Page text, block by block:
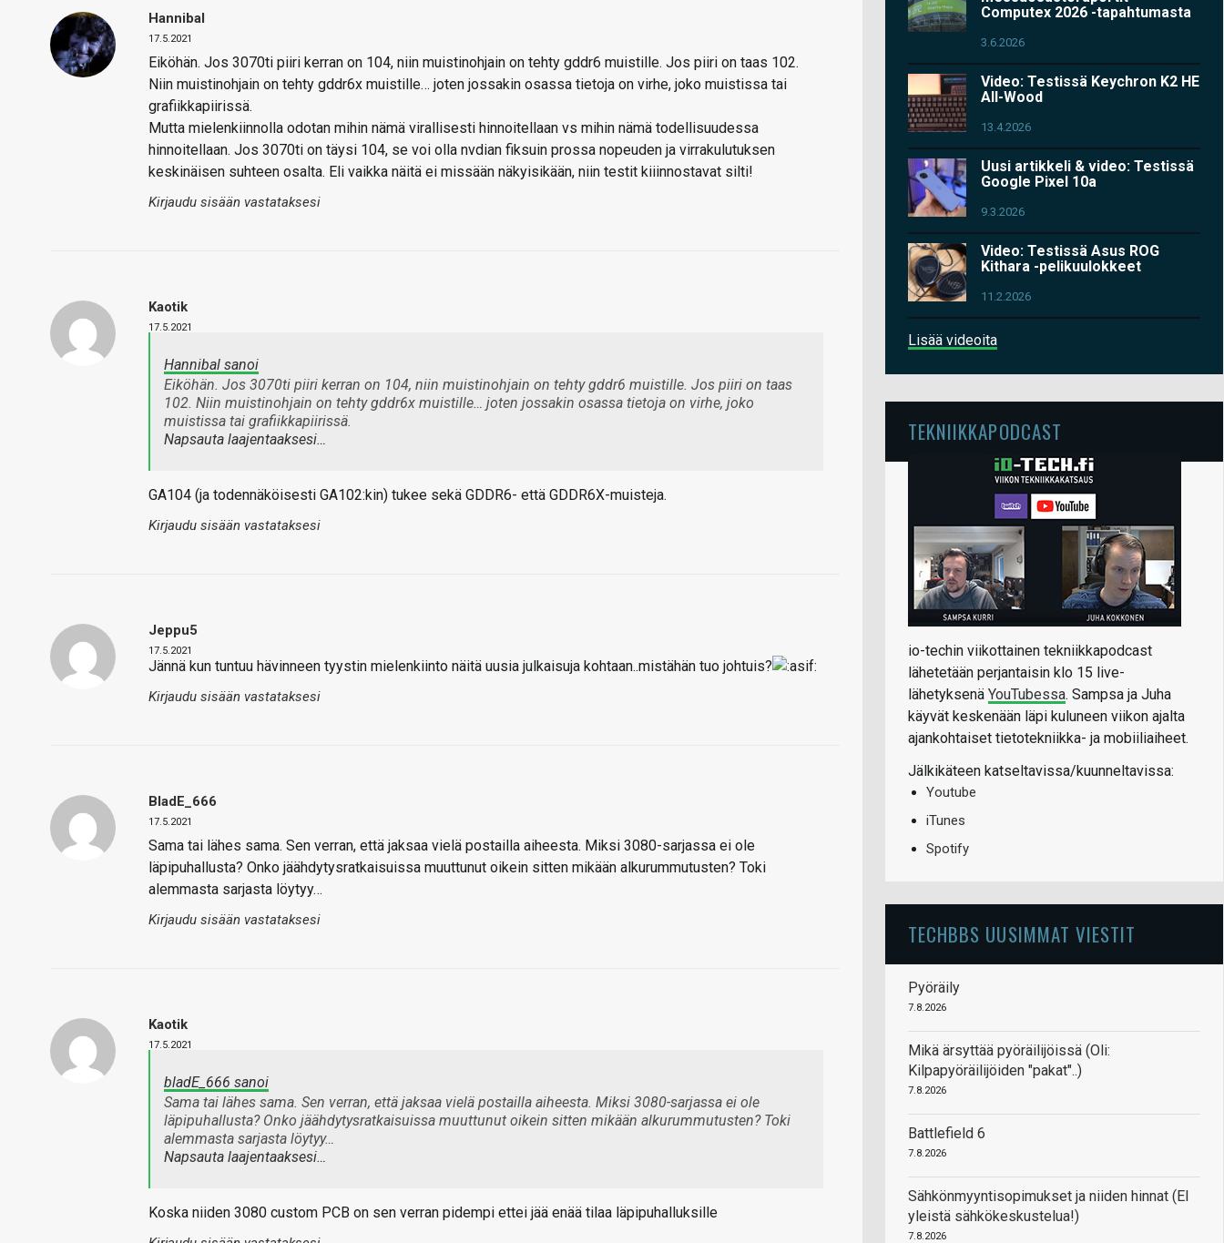
Hannibal
17.5.2021
Eiköhän. Jos 3070ti piiri kerran on 104, niin muistinohjain on tehty gddr6 muistille. Jos piiri on taas 102.
Niin muistinohjain on tehty gddr6x muistille… joten jossakin osassa tietoja on virhe, joko muistissa tai
grafiikkapiirissä.
Mutta mielenkiinnolla odotan mihin nämä virallisesti hinnoitellaan vs mihin nämä todellisuudessa
hinnoitellaan. Jos 3070ti on täysi 104, se voi olla nvdian fiksuin prossa nopeuden ja virrakulutuksen
keskinäisen suhteen osalta. Eli vaikka näitä ei missään näkyisikään, niin testit kiiinnostavat silti!
Kirjaudu sisään vastataksesi
Kaotik
17.5.2021
Hannibal sanoi
Eiköhän. Jos 3070ti piiri kerran on 104, niin muistinohjain on tehty gddr6 muistille. Jos piiri on taas
102. Niin muistinohjain on tehty gddr6x muistille… joten jossakin osassa tietoja on virhe, joko
muistissa tai grafiikkapiirissä.
Napsauta laajentaaksesi…
GA104 (ja todennäköisesti GA102:kin) tukee sekä GDDR6- että GDDR6X-muisteja.
Kirjaudu sisään vastataksesi
Jeppu5
17.5.2021
Jännä kun tuntuu hävinneen tyystin mielenkiinto näitä uusia julkaisuja kohtaan..mistähän tuo johtuis?
Kirjaudu sisään vastataksesi
BladE_666
17.5.2021
Sama tai lähes sama. Sen verran, että jaksaa vielä postailla aiheesta. Miksi 3080-sarjassa ei ole
läpipuhallusta? Onko jäähdytysratkaisuissa muuttunut oikein sitten mikään alkurummutusten? Toki
alemmasta sarjasta löytyy…
Kirjaudu sisään vastataksesi
Kaotik
17.5.2021
bladE_666 sanoi
Sama tai lähes sama. Sen verran, että jaksaa vielä postailla aiheesta. Miksi 3080-sarjassa ei ole
läpipuhallusta? Onko jäähdytysratkaisuissa muuttunut oikein sitten mikään alkurummutusten? Toki
alemmasta sarjasta löytyy…
Napsauta laajentaaksesi…
Koska niiden 3080 custom PCB on sen verran pidempi ettei jää enää tilaa läpipuhalluksille
Computex 2026 -tapahtumasta
3.6.2026
Video: Testissä Keychron K2 HE
All-Wood
13.4.2026
Uusi artikkeli & video: Testissä
Google Pixel 10a
9.3.2026
Video: Testissä Asus ROG
Kithara -pelikuulokkeet
11.2.2026
Lisää videoita
TEKNIIKKAPODCAST
io-techin viikottainen tekniikkapodcast
lähetetään perjantaisin klo 15 live-
lähetyksenä YouTubessa. Sampsa ja Juha
käyvät keskenään läpi kuluneen viikon ajalta
ajankohtaiset tietotekniikka- ja mobiiliaiheet.
Jälkikäteen katseltavissa/kuunneltavissa:
Youtube
iTunes
Spotify
TECHBBS UUSIMMAT VIESTIT
Pyöräily
7.8.2026
Mikä ärsyttää pyöräilijöissä (Oli:
Kilpapyöräilijöiden "pakat"..)
7.8.2026
Battlefield 6
7.8.2026
Sähkönmyyntisopimukset ja niiden hinnat (EI
yleistä sähkökeskustelua!)
7.8.2026